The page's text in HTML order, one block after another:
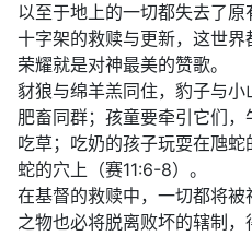
以至于地上的一切都失去了
十字架的救赎与更新，这世
荣耀就是对神最美的赞歌。
豺狼与绵羊羔同住，豹子与
肥畜同群；孩童要牵引它们
吃草；吃奶的孩子玩耍在虺
蛇的穴上（赛11:6-8）。
在基督的救赎中，一切都将
之物也必将脱离败坏的辖制